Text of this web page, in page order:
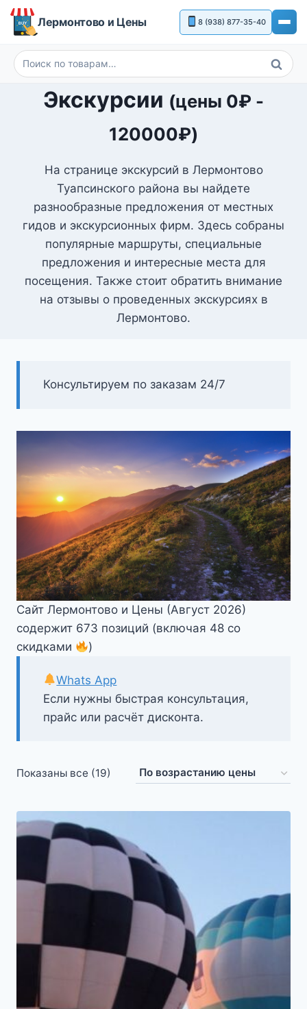
Перейти
Лермонтово и Цены 8 (938) 877-35-40
Искать:
Поиск
Экскурсии (цены 0₽ -
120000₽)
На странице экскурсий в Лермонтово
Туапсинского района вы найдете
разнообразные предложения от местных
гидов и экскурсионных фирм. Здесь собраны
популярные маршруты, специальные
предложения и интересные места для
посещения. Также стоит обратить внимание
на отзывы о проведенных экскурсиях в
Лермонтово.
Консультируем по заказам 24/7
Сайт Лермонтово и Цены (Август 2026)
содержит 673 позиций (включая 48 со
скидками
)
Если нужны быстрая консультация,
прайс или расчёт дисконта.
Whats App
Показаны все (19) Цены:
возрастанию